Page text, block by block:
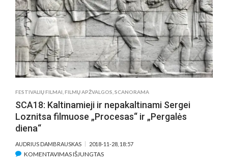
IR
MEILĖS
(APŽVALGA)
FESTIVALIŲ FILMAI FILMŲ APŽVALGOS SCANORAMA
SCA18: Kaltinamieji ir nepakaltinami Sergei
Loznitsa filmuose „Procesas“ ir „Pergalės
diena“
AUDRIUS DAMBRAUSKAS 2018-11-28, 18:57
KOMENTAVIMAS IŠJUNGTASĮRAŠE